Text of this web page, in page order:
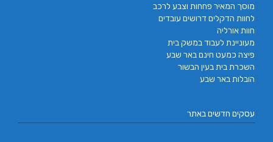
מוסך המאיר פחחות וצבע לרכב
לחוות הדקלים דרושים עובדים
חוות אורליה
מעוניינת לעבוד במשק בית
פיצה כמעט חינם באר שבע
השכרת בית בעין הבשור
הובלות באר שבע
עסקים חדשים באתר